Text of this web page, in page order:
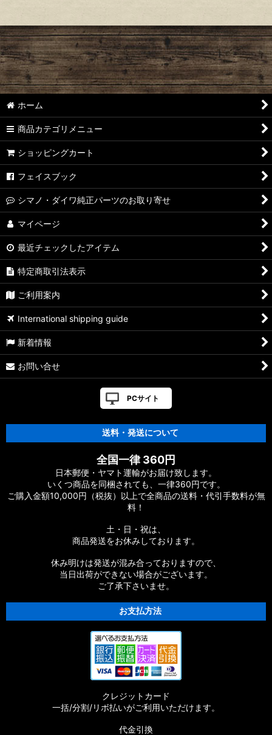
ホーム
商品カテゴリメニュー
ショッピングカート
フェイスブック
シマノ・ダイワ純正パーツのお取り寄せ
マイページ
最近チェックしたアイテム
特定商取引法表示
ご利用案内
International shipping guide
新着情報
お問い合せ
PCサイト
送料・発送について
全国一律 360円
日本郵便・ヤマト運輸がお届け致します。
いくつ商品を同梱されても、一律360円です。
ご購入金額10,000円（税抜）以上で全商品の送料・代引手数料が無
料！
土・日・祝は、
商品発送をお休みしております。
休み明けは発送が混み合っておりますので、
当日出荷ができない場合がございます。
ご了承下さいませ。
お支払方法
クレジットカード
一括/分割/リボ払いがご利用いただけます。
代金引換